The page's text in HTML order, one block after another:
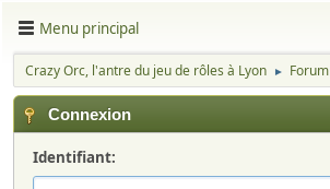
Menu principal
Crazy Orc, l'antre du jeu de rôles à Lyon ► Forum
Connexion
Identifiant: